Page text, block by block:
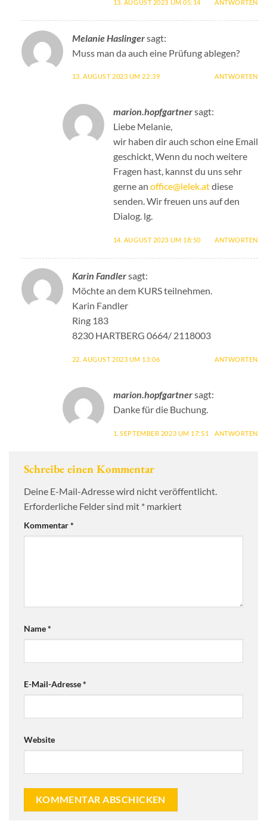
13. AUGUST 2023 UM 05:14 ANTWORTEN
Melanie Haslingersagt:
Muss man da auch eine Prüfung ablegen?
13. AUGUST 2023 UM 22:39 ANTWORTEN
marion.hopfgartnersagt:
Liebe Melanie,
wir haben dir auch schon eine Email
geschickt, Wenn du noch weitere
Fragen hast, kannst du uns sehr
gerne an office@lelek.atdiese
senden. Wir freuen uns auf den
Dialog. lg.
14. AUGUST 2023 UM 18:50 ANTWORTEN
Karin Fandlersagt:
Möchte an dem KURS teilnehmen.
Karin Fandler
Ring 183
8230 HARTBERG 0664/ 2118003
22. AUGUST 2023 UM 13:06 ANTWORTEN
marion.hopfgartnersagt:
Danke für die Buchung.
1. SEPTEMBER 2023 UM 17:51 ANTWORTEN
Schreibe einen Kommentar
Deine E-Mail-Adresse wird nicht veröffentlicht.
Erforderliche Felder sind mit * markiert
Kommentar*
Name*
E-Mail-Adresse*
Website